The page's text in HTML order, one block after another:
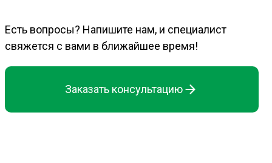
Есть вопросы? Напишите нам, и специалист
свяжется с вами в ближайшее время!
Заказать консультацию